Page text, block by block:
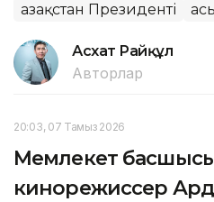
Қазақстан Президенті
Асхат Райқұл
Авторлар
20:03, 07 Тамыз 2026
Мемлекет
кинорежиссер